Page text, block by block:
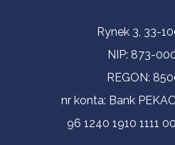
Informacje kontaktowe
Rynek 3, 33-
NIP: 873-
REGON:
nr konta: Bank
96 1240 1910 1111